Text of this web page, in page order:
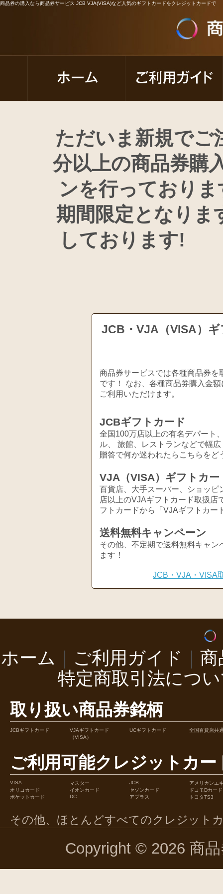
商品券の購入なら商品券サービス JCB VJA(VISA)など人気のギフトカードをクレジットカードで
ただいま新規でご
分以上の商品券購
ンを行っており
期間限定となりま
しており
JCB・VJA（VISA）
商品券サービスでは各種商品券
です！ なお、各種商品券購入金
ご利用いただけます。
JCBギフトカード
全国100万店以上の有名デパート
ル、 旅館、レストランなどで幅
贈答で何か迷われたらこちらをど
VJA（VISA）ギフトカー
百貨店、大手スーパー、ショッ
店以上のVJAギフトカード取扱店
フトカードから「VJAギフトカー
送料無料キャンペーン
その他、不定期で送料無料キャ
ます！
JCB・VJA・VISA
ホーム ご利用ガイド
商
特定商取引法につ
取り扱い商品券銘柄
JCBギフトカード
VJAギフトカード
（VISA）
UCギフトカード 全国百貨店共
ご利用可能クレジットカー
VISA マスター JCB
アメリカンエ
オリコカード
イオンカード セゾンカード
ドコモDカード
ポケットカード
DC アプラス トヨタTS3
その他、ほとんどすべてのクレジット
Copyright © 2026 商